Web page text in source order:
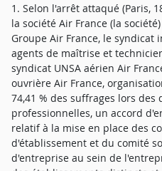
1. Selon l'arrêt attaqué (Paris,
la société Air France (la
Groupe Air France, le syndicat
agents de maîtrise et
syndicat UNSA aérien Air
ouvrière Air France,
74,41 % des suffrages lors des
professionnelles, un accord
relatif à la mise en place des
d'établissement et du comité
d'entreprise au sein de